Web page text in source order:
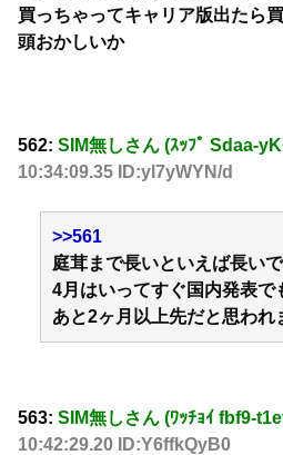
買っちゃってキャリア版出たら
頭おかしいか
562: SIM無しさん (ｽｯﾌﾟ Sdaa-
10:34:09.35 ID:yl7yWYN/d
>>561
庭茸まで長いといえば長い
4月はいってすぐ国内発表で
あと2ヶ月以上先だと思われ
563: SIM無しさん (ﾜｯﾁｮｲ fbf9-
10:42:29.20 ID:Y6ffkQyB0